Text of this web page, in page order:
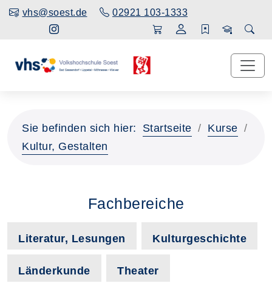
vhs@soest.de 02921 103-1333
Sie befinden sich hier: Startseite
Kurse
Kultur, Gestalten
Fachbereiche
Literatur, Lesungen Kulturgeschichte
Länderkunde Theater